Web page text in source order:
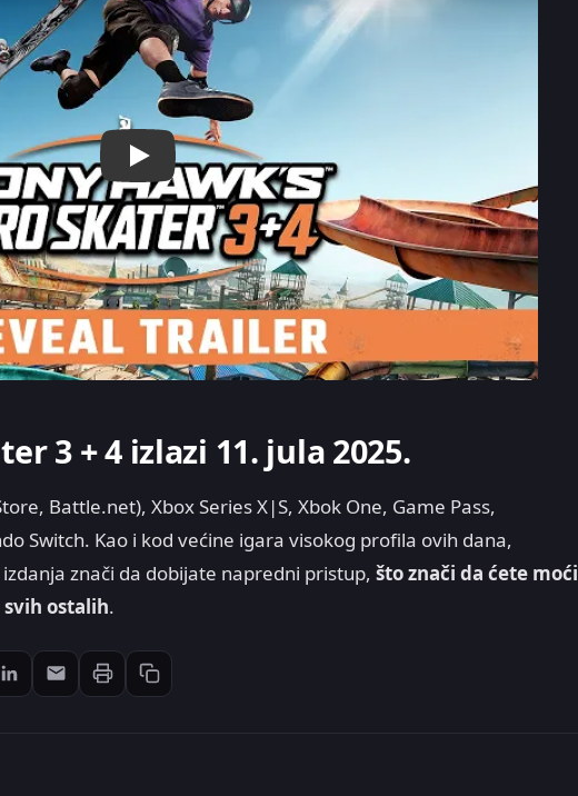
Play
3 + 4 izlazi 11. jula 2025.
Battle.net), Xbox Series X|S, Xbok One, Game Pass,
Switch. Kao i kod većine igara visokog profila ovih dana,
znači da dobijate napredni pristup, što znači da ćete moći
ostalih.
Pinterest
Podeli: LinkedIn
Podeli: Email
Štampaj članak
Kopiraj link